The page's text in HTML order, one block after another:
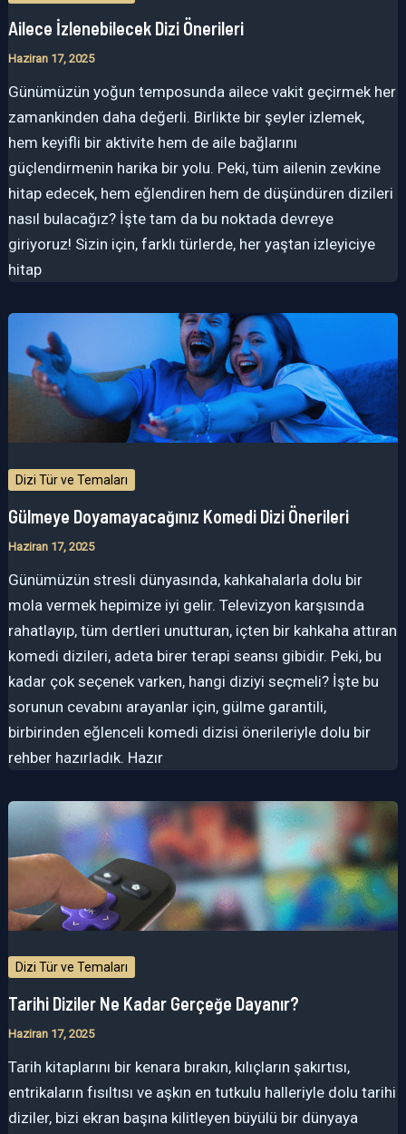
Ailece İzlenebilecek Dizi Önerileri
Haziran 17, 2025
Günümüzün yoğun temposunda ailece vakit geçirmek her
zamankinden daha değerli. Birlikte bir şeyler izlemek,
hem keyifli bir aktivite hem de aile bağlarını
güçlendirmenin harika bir yolu. Peki, tüm ailenin zevkine
hitap edecek, hem eğlendiren hem de düşündüren dizileri
nasıl bulacağız? İşte tam da bu noktada devreye
giriyoruz! Sizin için, farklı türlerde, her yaştan izleyiciye
hitap
Dizi Tür ve Temaları
Gülmeye Doyamayacağınız Komedi Dizi Önerileri
Haziran 17, 2025
Günümüzün stresli dünyasında, kahkahalarla dolu bir
mola vermek hepimize iyi gelir. Televizyon karşısında
rahatlayıp, tüm dertleri unutturan, içten bir kahkaha attıran
komedi dizileri, adeta birer terapi seansı gibidir. Peki, bu
kadar çok seçenek varken, hangi diziyi seçmeli? İşte bu
sorunun cevabını arayanlar için, gülme garantili,
birbirinden eğlenceli komedi dizisi önerileriyle dolu bir
rehber hazırladık. Hazır
Dizi Tür ve Temaları
Tarihi Diziler Ne Kadar Gerçeğe Dayanır?
Haziran 17, 2025
Tarih kitaplarını bir kenara bırakın, kılıçların şakırtısı,
entrikaların fısıltısı ve aşkın en tutkulu halleriyle dolu tarihi
diziler, bizi ekran başına kilitleyen büyülü bir dünyaya